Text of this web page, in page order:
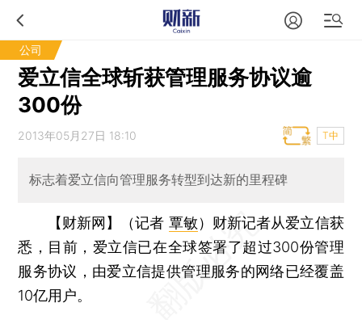
公司
爱立信全球斩获管理服务协议逾
300份
2013年05月27日 18:10 T中
标志着爱立信向管理服务转型到达新的里程碑
【财新网】（记者 覃敏） 财新记者从爱立信获
悉，目前，爱立信已在全球签署了超过300份管理
服务协议，由爱立信提供管理服务的网络已经覆盖
10亿用户。